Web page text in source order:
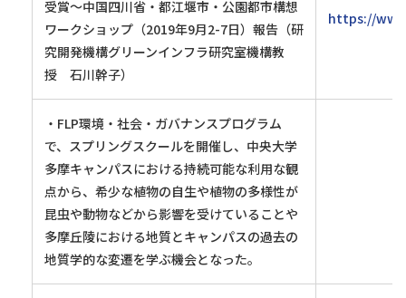
受賞～中国四川省・都江堰市・公園都市構想
ワークショップ（2019年9月2-7日）報告（研
究開発機構グリーンインフラ研究室機構教
授 石川幹子）
https://
・FLP環境・社会・ガバナンスプログラム
で、スプリングスクールを開催し、中央大学
多摩キャンパスにおける持続可能な利用な観
点から、希少な植物の自生や植物の多様性が
昆虫や動物などから影響を受けていることや
多摩丘陵における地質とキャンパスの過去の
地質学的な変遷を学ぶ機会となった。